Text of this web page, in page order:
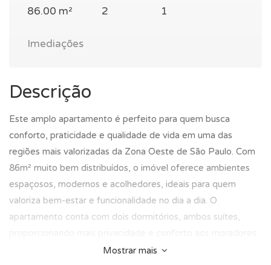
86.00 m²
2
1
Imediações
Descrição
Este amplo apartamento é perfeito para quem busca
conforto, praticidade e qualidade de vida em uma das
regiões mais valorizadas da Zona Oeste de São Paulo. Com
86m² muito bem distribuídos, o imóvel oferece ambientes
espaçosos, modernos e acolhedores, ideais para quem
valoriza bem-estar e funcionalidade no dia a dia. O
apartamento conta com dois dormitórios, ambos suítes,
Os ambientes são bem iluminados, arejados e possuem
Mostrar mais